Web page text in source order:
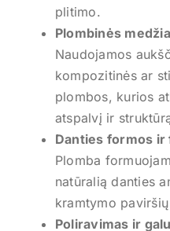
plitimo.
Plombinės
Naudojamos
kompozitinės ar
plombos, kurios
atspalvį ir
Danties formos
Plomba
natūralią danties
kramtymo
Poliravimas ir